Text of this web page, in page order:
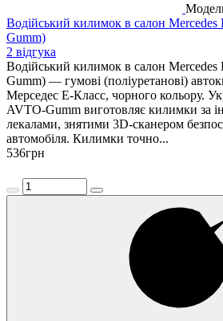
Водійський килимок в салон
Gumm)
2 відгука
Водійський килимок в салон
Gumm) — гумові (поліуретанові)
Мерседес Е-Класс, чорного кольору.
AVTO-Gumm виготовляє килимки за
лекалами, знятими 3D-сканером
автомобіля. Килимки точно...
536грн